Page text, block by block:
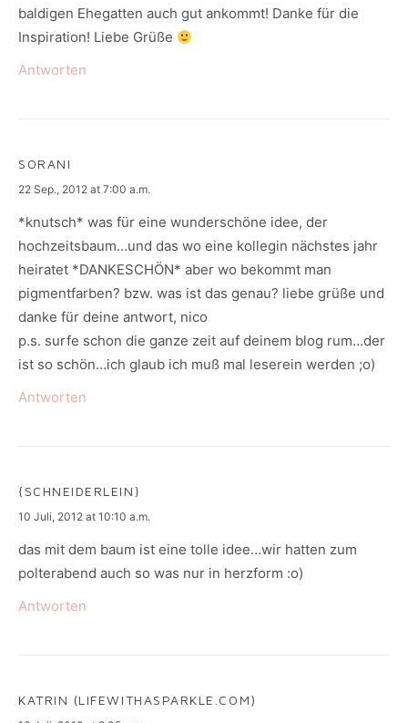
baldigen Ehegatten auch gut ankommt! Danke für die
Inspiration! Liebe Grüße
Antworten
SORANI
says:
22 Sep., 2012 at 7:00 a.m.
*knutsch* was für eine wunderschöne idee, der
hochzeitsbaum…und das wo eine kollegin nächstes jahr
heiratet *DANKESCHÖN* aber wo bekommt man
pigmentfarben? bzw. was ist das genau? liebe grüße und
danke für deine antwort, nico
p.s. surfe schon die ganze zeit auf deinem blog rum…der
ist so schön…ich glaub ich muß mal leserein werden ;o)
Antworten
{SCHNEIDERLEIN}
says:
10 Juli, 2012 at 10:10 a.m.
das mit dem baum ist eine tolle idee…wir hatten zum
polterabend auch so was nur in herzform :o)
Antworten
KATRIN (LIFEWITHASPARKLE.COM)